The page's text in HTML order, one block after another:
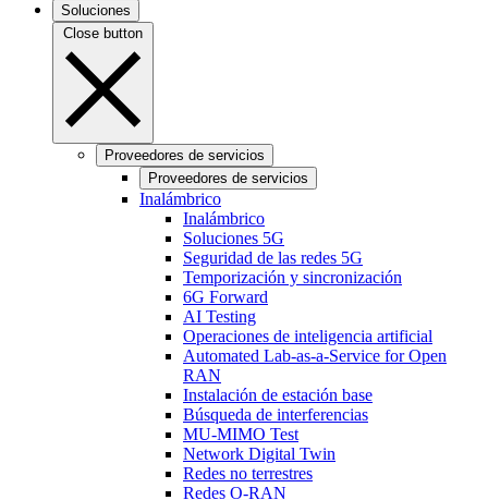
Soluciones
Close button
Proveedores de servicios
Proveedores de servicios
Inalámbrico
Inalámbrico
Soluciones 5G
Seguridad de las redes 5G
Temporización y sincronización
6G Forward
AI Testing
Operaciones de inteligencia artificial
Automated Lab-as-a-Service for Open
RAN
Instalación de estación base
Búsqueda de interferencias
MU-MIMO Test
Network Digital Twin
Redes no terrestres
Redes O-RAN